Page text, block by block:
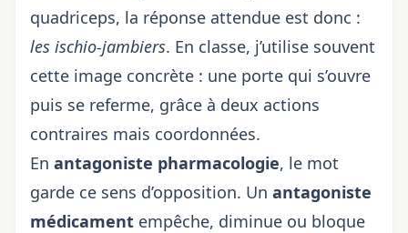
quadriceps, la réponse attendue est donc :
les ischio-jambiers. En classe, j’utilise souvent
cette image concrète : une porte qui s’ouvre
puis se referme, grâce à deux actions
contraires mais coordonnées.
En antagoniste pharmacologie, le mot
garde ce sens d’opposition. Un antagoniste
médicament empêche, diminue ou bloque